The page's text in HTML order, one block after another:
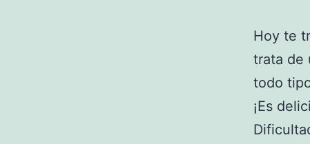
Hoy te
trata de
todo
¡Es